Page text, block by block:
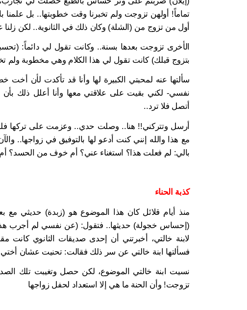
تماماً! أولهن تزوجت ولم تخبرنا وقت خطوبتها.. بل علمنا
أول من تزوج من (الشلة) وكان ذلك في الثانوية.. لكن
الأخرى تزوجت بعدها بسنة.. وكانت تقول لي دائماً:
بتزوج قبلك) كانت تقول لي هذا الكلام وهي مخطوبة ولم
سألتها عنه لمحبتي الكبيرة لها وأنا قد تأكدت لأن
نفسي- لكني بقيت على علاقتي معها وأنا أعلل ذلك
أتصل فلا ترد..
أرسل وتتركني!! هنا.. وصلت حدي.. وعزمت على تركها
مع هذا والله إنني كنت أدعو لها بالتوفيق في زواجها..
بالي: لم فعلت هذا؟ استغناء عني؟ أم خوف من الحسد؟ أم
كذبة الحناء
منذ أيام قلائل كان هذا الموضوع هو (زبدة) حديثي مع
(إحساس خجولة) حديثها.. فتقول: (عن نفسي لم أجرب
لابنة خالتي، أخبرتني أن إحدى صديقات الثانوي كانت
فسألتها ابنة خالتي عن سر ذلك فقالت: تحنيت عشان
نسيت ابنة خالتي الموضوع، لكن حصل وتغيبت تلك
تزوجت! وأن الحنة ما هي إلا استعداد لحفل زواجها